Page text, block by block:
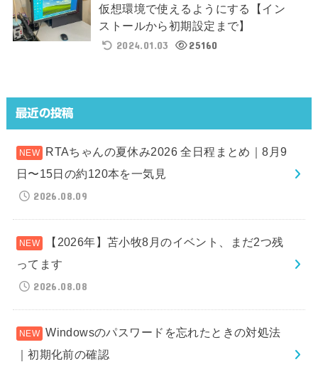
仮想環境で使えるようにする【イン
ストールから初期設定まで】
2024.01.03
25160
最近の投稿
RTAちゃんの夏休み2026 全日程まとめ｜8月9
日〜15日の約120本を一気見
2026.08.09
【2026年】苫小牧8月のイベント、まだ2つ残
ってます
2026.08.08
Windowsのパスワードを忘れたときの対処法
｜初期化前の確認